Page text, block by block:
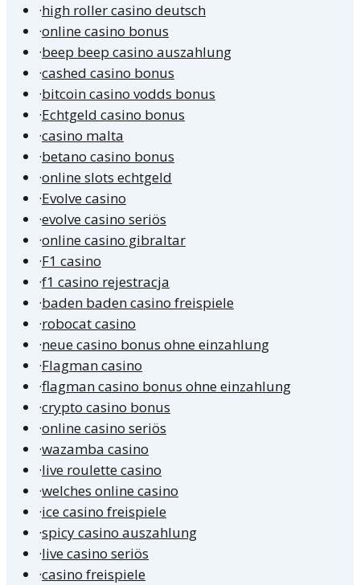
·high roller casino deutsch
·online casino bonus
·beep beep casino auszahlung
·cashed casino bonus
·bitcoin casino vodds bonus
·Echtgeld casino bonus
·casino malta
·betano casino bonus
·online slots echtgeld
·Evolve casino
·evolve casino seriös
·online casino gibraltar
·F1 casino
·f1 casino rejestracja
·baden baden casino freispiele
·robocat casino
·neue casino bonus ohne einzahlung
·Flagman casino
·flagman casino bonus ohne einzahlung
·crypto casino bonus
·online casino seriös
·wazamba casino
·live roulette casino
·welches online casino
·ice casino freispiele
·spicy casino auszahlung
·live casino seriös
·casino freispiele